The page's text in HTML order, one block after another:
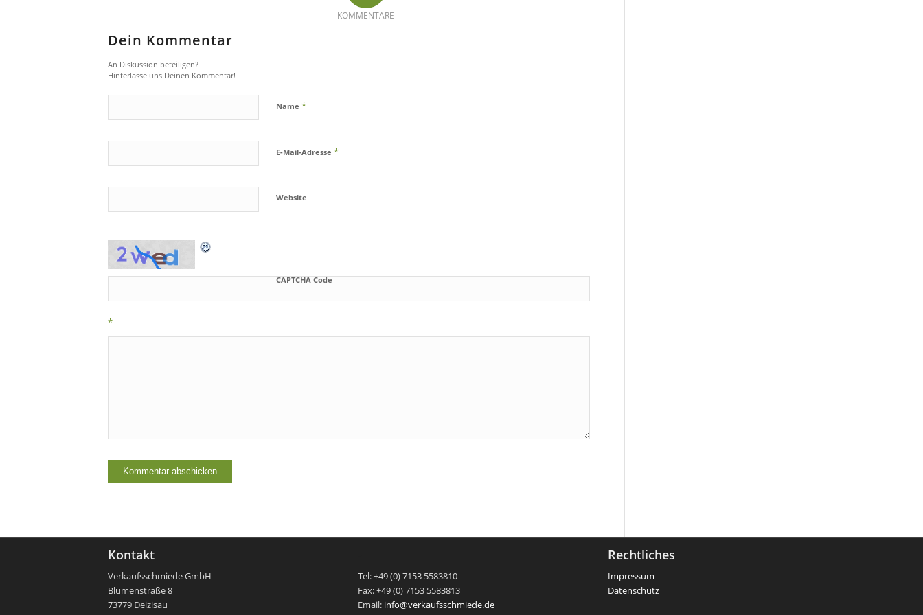
KOMMENTARE
Dein Kommentar
An Diskussion beteiligen?
Hinterlasse uns Deinen Kommentar!
Name *
E-Mail-Adresse *
Website
CAPTCHA Code
*
Kontakt
Verkaufsschmiede GmbH
Blumenstraße 8
73779 Deizisau
Tel: +49 (0) 7153 5583810
Fax: +49 (0) 7153 5583813
Email: info@verkaufsschmiede.de
Rechtliches
Impressum
Datenschutz